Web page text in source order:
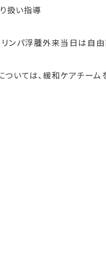
扱い指導
リンパ浮腫外来当日は自
いては、緩和ケアチーム